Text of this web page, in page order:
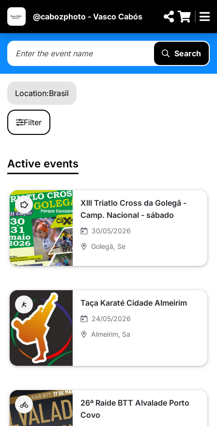
@cabozphoto - Vasco Cabós
Search
Location:Brasil
Filter
Active events
XIII Triatlo Cross da Golegã -
Camp. Nacional - sábado
30/05/2026
Golegã , Se
Taça Karaté Cidade Almeirim
24/05/2026
Almeirim , Sa
26ª Raide BTT Alvalade Porto
Covo